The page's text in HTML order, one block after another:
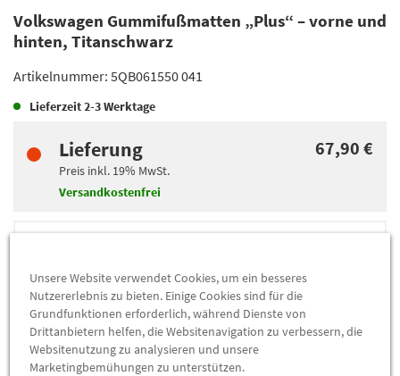
Volkswagen Gummifußmatten „Plus“ – vorne und
hinten, Titanschwarz
Artikelnummer: 5QB061550 041
Lieferzeit2-3 Werktage
Lieferung
Preis inkl. 19% MwSt.
Versandkostenfrei
67,90 €
Preis inkl.
MwSt.
Abholbar andiesen Standorten
-
Unsere Website verwendet Cookies, um ein besseres
Nutzererlebnis zu bieten. Einige Cookies sind für die
Grundfunktionen erforderlich, während Dienste von
Drittanbietern helfen, die Websitenavigation zu verbessern, die
Websitenutzung zu analysieren und unsere
Marketingbemühungen zu unterstützen.